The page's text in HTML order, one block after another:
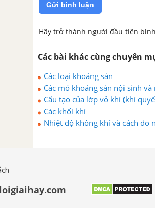
Gửi bình luận
Hãy trở thành người đầu tiên
Các bài khác cùng chuyên
Các loại khoáng sản
Các mỏ khoáng sản nội sinh và
Cấu tạo của lớp vỏ khí (khí
Các khối khí
Nhiệt độ không khí và cách đo